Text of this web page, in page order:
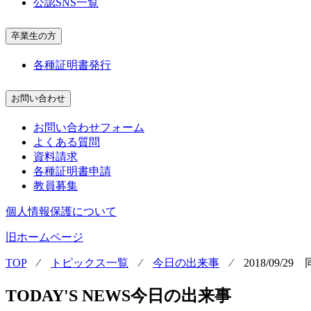
公認SNS一覧
卒業生の方
各種証明書発行
お問い合わせ
お問い合わせフォーム
よくある質問
資料請求
各種証明書申請
教員募集
個人情報保護について
旧ホームページ
TOP⁄ トピックス一覧 ⁄ 今日の出来事 ⁄ 2018/09/29
TODAY'S NEWS今日の出来事